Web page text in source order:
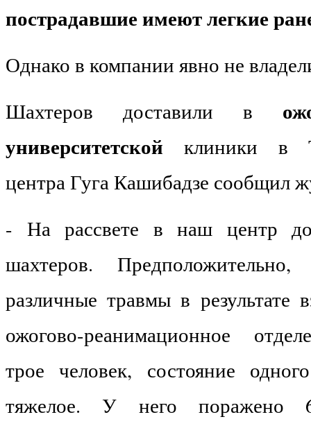
пострадавшие имеют легкие
Однако в компании явно не
Шахтеров доставили в
университетской клиники в
центра Гуга Кашибадзе сообщил
- На рассвете в наш центр
шахтеров.
различные травмы в результате
ожогово-реанимационное
трое человек, состояние
тяжелое. У него поражено